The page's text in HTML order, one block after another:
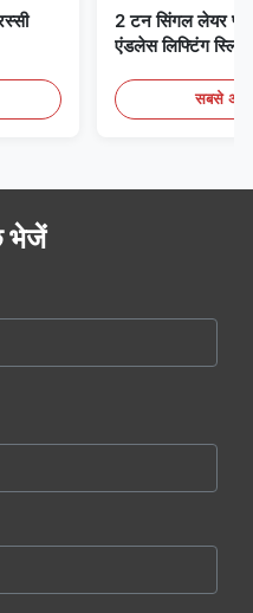
2 टन सिंगल लेयर
एंडलेस लिफ्टिंग स्लिंग्स
सबसे
भेजें